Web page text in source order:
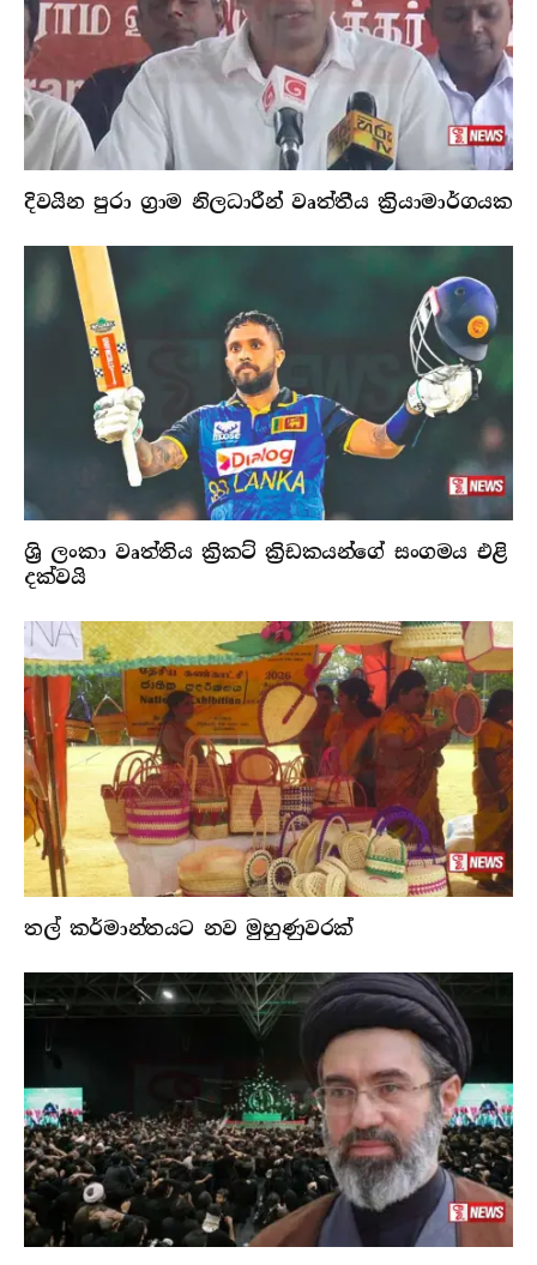
දිවයින පුරා ග්‍රාම නිලධාරීන් වෘත්තීය ක්‍රියාමාර්ගයක
ශ්‍රි ලංකා වෘත්තිය ක්‍රිකට් ක්‍රිඩකයන්ගේ සංගමය එළි
දක්වයි
තල් කර්මාන්තයට නව මුහුණුවරක්